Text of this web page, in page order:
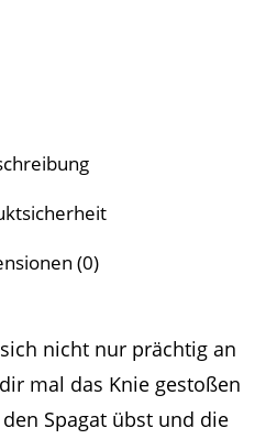
(0)
nicht nur prächtig an
mal das Knie gestoßen
Spagat übst und die
ihr zu.
E-Mail-Adresse und
nächsten Kommentar